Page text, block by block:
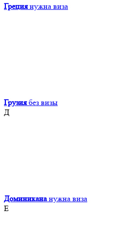
Греция нужна виза
Грузия без визы
Д
Доминикана нужна виза
Е